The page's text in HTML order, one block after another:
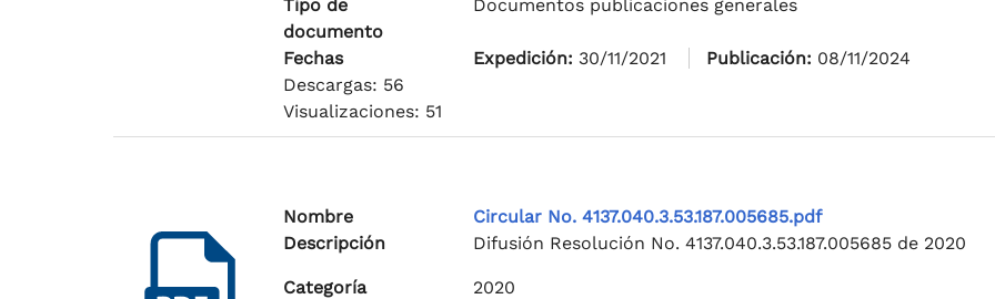
Tipo de
documento
Documentos publicaciones generales
Fechas Expedición: 30/11/2021 Publicación: 08/11/2024
Descargas: 56
Visualizaciones: 51
Nombre
Circular No. 4137.040.3.53.187.005685.pdf
Descripción
Difusión Resolución No. 4137.040.3.53.187.005685 de 2020
Categoría
2020